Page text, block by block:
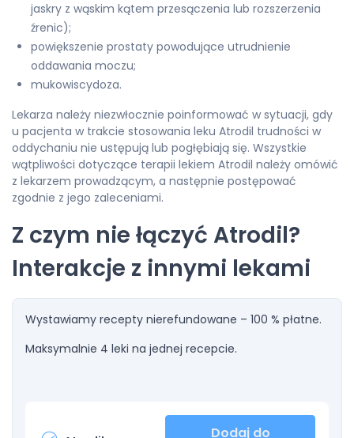
jaskry z wąskim kątem przesączenia lub rozszerzenia
źrenic);
powiększenie prostaty powodujące utrudnienie
oddawania moczu;
mukowiscydoza.
Lekarza należy niezwłocznie poinformować w sytuacji, gdy
u pacjenta w trakcie stosowania leku Atrodil trudności w
oddychaniu nie ustępują lub pogłębiają się. Wszystkie
wątpliwości dotyczące terapii lekiem Atrodil należy omówić
z lekarzem prowadzącym, a następnie postępować
zgodnie z jego zaleceniami.
Z czym nie łączyć Atrodil?
Interakcje z innymi lekami
Wystawiamy recepty nierefundowane – 100 % płatne.
Maksymalnie 4 leki na jednej recepcie.
Dodaj do